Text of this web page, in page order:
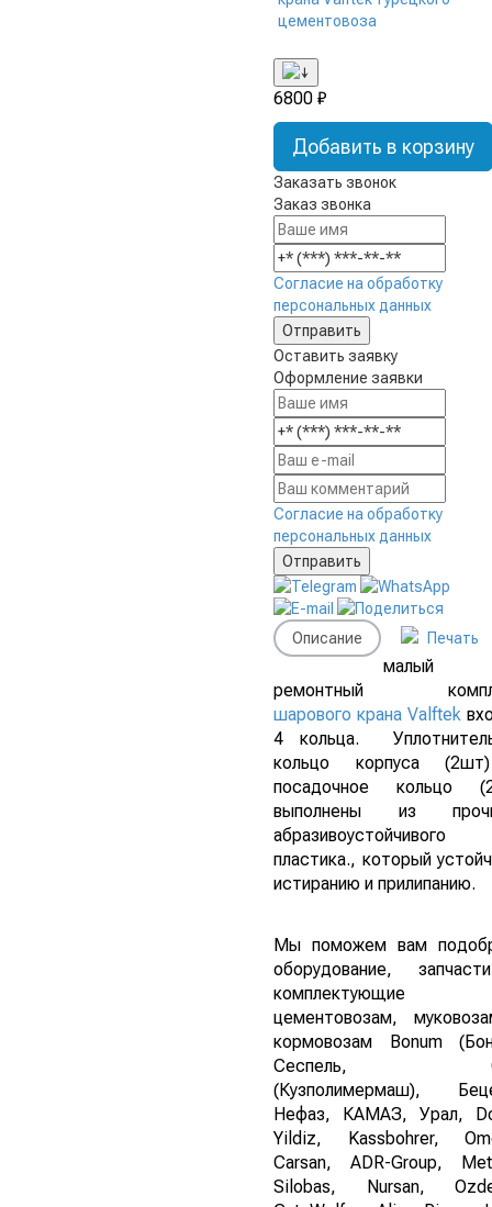
6800 ₽
Добавить в корзину
Заказать звонок
Заказ звонка
Согласие на обработку
персональных данных
Оставить заявку
Оформление заявки
Согласие на обработку
персональных данных
Описание Печать
малый
ремонтный
шарового крана Valftek
4 кольца.
кольцо корпуса
посадочное кольцо
выполнены из
абразивоустойчивого
пластика., который
истиранию и прилипанию.
Мы поможем вам
оборудование,
цементовозам,
кормовозам Bonum
Сеспель,
(Кузполимермаш),
Нефаз, КАМАЗ, Урал,
Yildiz, Kassbohrer,
Carsan, ADR-Group,
Silobas, Nursan,